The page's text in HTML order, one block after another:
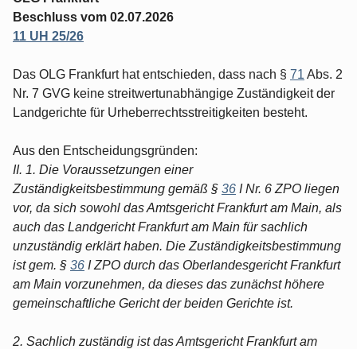
Beschluss vom 02.07.2026
11 UH 25/26
Das OLG Frankfurt hat entschieden, dass nach § 71 Abs. 2
Nr. 7 GVG keine streitwertunabhängige Zuständigkeit der
Landgerichte für Urheberrechtsstreitigkeiten besteht.
Aus den Entscheidungsgründen:
II. 1. Die Voraussetzungen einer
Zuständigkeitsbestimmung gemäß § 36 I Nr. 6 ZPO liegen
vor, da sich sowohl das Amtsgericht Frankfurt am Main, als
auch das Landgericht Frankfurt am Main für sachlich
unzuständig erklärt haben. Die Zuständigkeitsbestimmung
ist gem. § 36 I ZPO durch das Oberlandesgericht Frankfurt
am Main vorzunehmen, da dieses das zunächst höhere
gemeinschaftliche Gericht der beiden Gerichte ist.
2. Sachlich zuständig ist das Amtsgericht Frankfurt am